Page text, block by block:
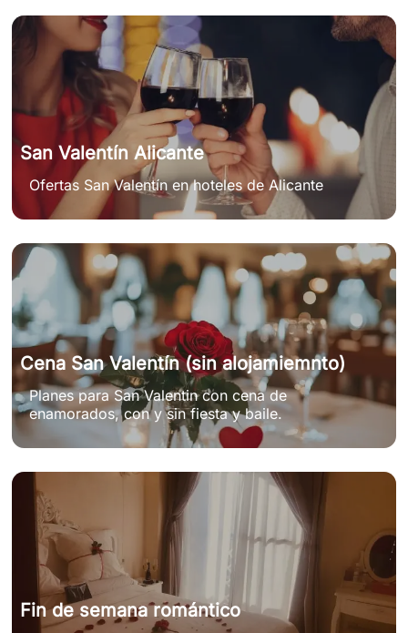
San Valentín Alicante
Ofertas San Valentín en hoteles de Alicante
Cena San Valentín (sin alojamiemnto)
Planes para San Valentin con cena de
enamorados, con y sin fiesta y baile.
Fin de semana romántico